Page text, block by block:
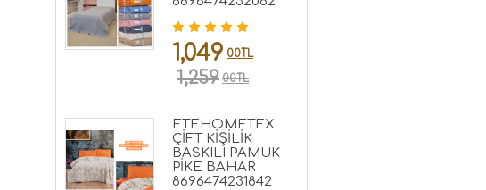
1,049 00TL
1,259 00TL
ETEHOMETEX
ÇİFT KİŞİLİK
BASKILI PAMUK
PİKE BAHAR
8696474231842